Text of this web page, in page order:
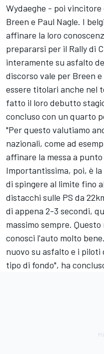
Wydaeghe - poi
Breen e Paul Nagle. I
affinare la loro
prepararsi per il Rally di
interamente su asfalto
discorso vale per Breen
essere titolari anche nel
fatto il loro debutto
concluso con un quarto
"Per questo valutiamo
nazionali, come ad
affinare la messa a
Importantissima, poi, è
di spingere al limite fino
distacchi sulle PS da
di appena 2-3 secondi,
massimo sempre.
conosci l'auto molto
nuovo su asfalto e i
tipo di fondo", ha